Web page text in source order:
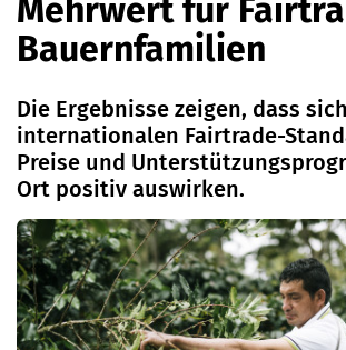
Mehrwert für
Bauernfamilien
Die Ergebnisse zeigen, dass
internationalen Fairtrade-
Preise und
Ort positiv auswirken.